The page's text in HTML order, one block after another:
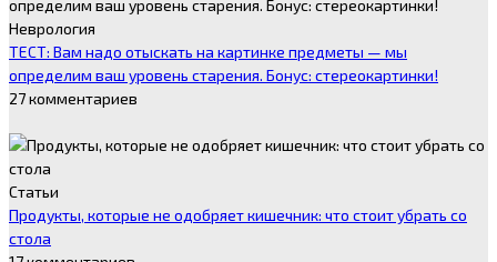
Неврология
ТЕСТ: Вам надо отыскать на картинке предметы — мы
определим ваш уровень старения. Бонус: стереокартинки!
27 комментариев
Статьи
Продукты, которые не одобряет кишечник: что стоит убрать со
стола